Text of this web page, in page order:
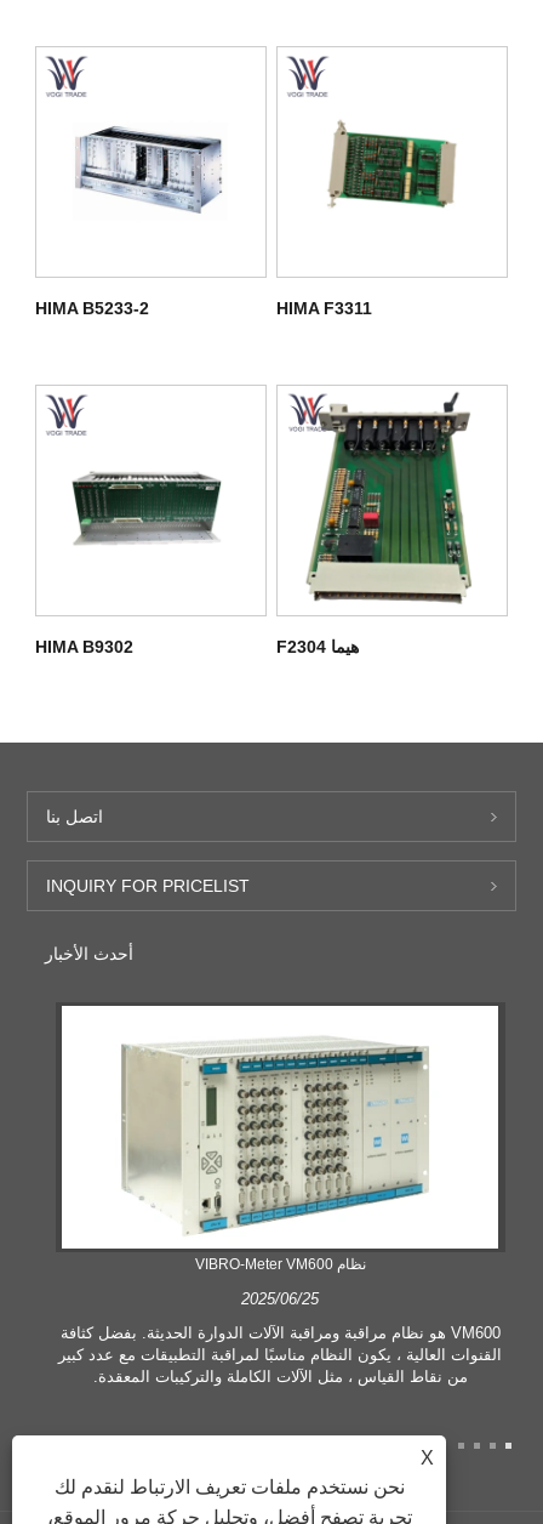
HIMA B5233-2 HIMA F3311
HIMA B9302 هيما F2304
اتصل بنا
INQUIRY FOR PRICELIST
أحدث الأخبار
نظام VIBRO-Meter VM600
2025/06/25
VM600 هو نظام مراقبة ومراقبة الآلات الدوارة الحديثة. بفضل كثافة
القنوات العالية ، يكون النظام مناسبًا لمراقبة التطبيقات مع عدد كبير
من نقاط القياس ، مثل الآلات الكاملة والتركيبات المعقدة.
X
نحن نستخدم ملفات تعريف الارتباط لنقدم لك
تجربة تصفح أفضل، وتحليل حركة مرور الموقع،